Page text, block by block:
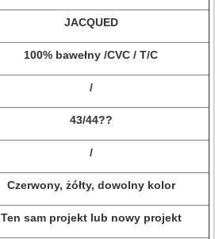
JACQUED
100% bawełny /CVC / T/C
/
43/44??
/
Czerwony, żółty, dowolny kolor
Ten sam projekt lub nowy projekt